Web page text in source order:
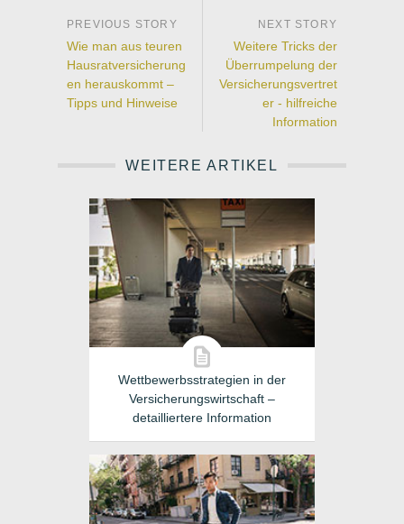
Wie man aus teuren
Hausratversicherung
en herauskommt –
Tipps und Hinweise
Weitere Tricks der
Überrumpelung der
Versicherungsvertret
er - hilfreiche
Information
WEITERE ARTIKEL
Wettbewerbsstrategien in der
Versicherungswirtschaft –
detailliertere Information